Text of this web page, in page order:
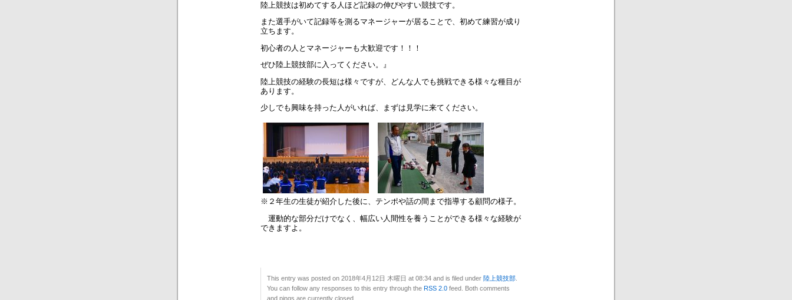
陸上競技は初めてする人ほど記録の伸びやすい競技です。
また選手がいて記録等を測るマネージャーが居ることで、初めて練習が成り
立ちます。
初心者の人とマネージャーも大歓迎です！！！
ぜひ陸上競技部に入ってください。』
陸上競技の経験の長短は様々ですが、どんな人でも挑戦できる様々な種目が
あります。
少しでも興味を持った人がいれば、まずは見学に来てください。
※２年生の生徒が紹介した後に、テンポや話の間まで指導する顧問の様子。
運動的な部分だけでなく、幅広い人間性を養うことができる様々な経験が
できますよ。
This entry was posted on 2018年4月12日 木曜日 at 08:34 and is filed under 陸上競技部
You can follow any responses to this entry through the RSS 2.0 feed. Both comments
and pings are currently closed.